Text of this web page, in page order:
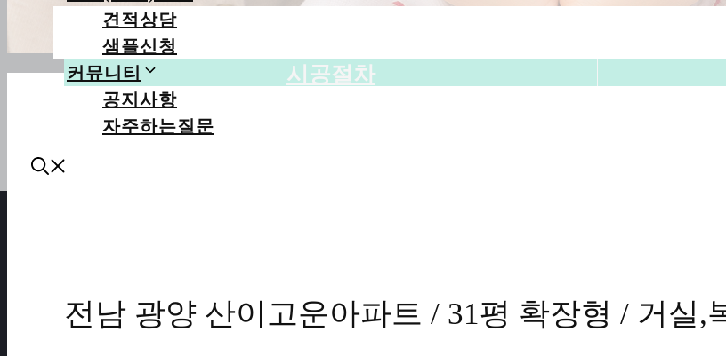
견적상담
샘플신청
커뮤니티
공지사항
자주하는질문
시공절차
전남 광양 산이고운아파트 / 31평 확장형 / 거실,